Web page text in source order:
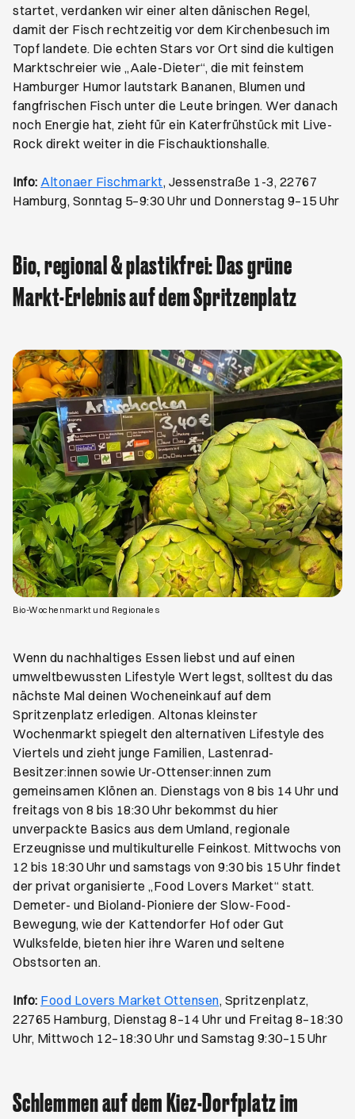
startet, verdanken wir einer alten dänischen Regel,
damit der Fisch rechtzeitig vor dem Kirchenbesuch im
Topf landete. Die echten Stars vor Ort sind die kultigen
Marktschreier wie „Aale-Dieter“, die mit feinstem
Hamburger Humor lautstark Bananen, Blumen und
fangfrischen Fisch unter die Leute bringen. Wer danach
noch Energie hat, zieht für ein Katerfrühstück mit Live-
Rock direkt weiter in die Fischauktionshalle.
Info: Altonaer FischmarktÖffnet ein neues Browser-Tab
, Jessenstraße 1-3, 22767
Hamburg, Sonntag 5–9:30 Uhr und Donnerstag 9–15 Uhr
Bio, regional & plastikfrei: Das grüne
Markt-Erlebnis auf dem Spritzenplatz
Bio-Wochenmarkt und RegionalesÖffnet ein neues Browser-Tab
Wenn du nachhaltiges Essen liebst und auf einen
umweltbewussten Lifestyle Wert legst, solltest du das
nächste Mal deinen Wocheneinkauf auf dem
Spritzenplatz erledigen. Altonas kleinster
Wochenmarkt spiegelt den alternativen Lifestyle des
Viertels und zieht junge Familien, Lastenrad-
Besitzer:innen sowie Ur-Ottenser:innen zum
gemeinsamen Klönen an. Dienstags von 8 bis 14 Uhr und
freitags von 8 bis 18:30 Uhr bekommst du hier
unverpackte Basics aus dem Umland, regionale
Erzeugnisse und multikulturelle Feinkost. Mittwochs von
12 bis 18:30 Uhr und samstags von 9:30 bis 15 Uhr findet
der privat organisierte „Food Lovers Market“ statt.
Demeter- und Bioland-Pioniere der Slow-Food-
Bewegung, wie der Kattendorfer Hof oder Gut
Wulksfelde, bieten hier ihre Waren und seltene
Obstsorten an.
Info: Food Lovers Market OttensenÖffnet ein neues
, Spritzenplatz,
22765 Hamburg, Dienstag 8–14 Uhr und Freitag 8–18:30
Uhr, Mittwoch 12–18:30 Uhr und Samstag 9:30–15 Uhr
Schlemmen auf dem Kiez-Dorfplatz im